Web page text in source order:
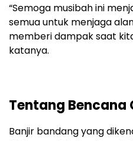
“Semoga musibah ini
semua untuk menjaga
memberi dampak saat
katanya.
Tentang Bencana
Banjir bandang yang